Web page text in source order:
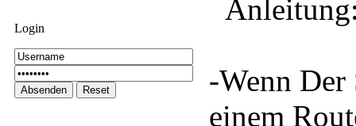
Login
-Wenn Der
einem